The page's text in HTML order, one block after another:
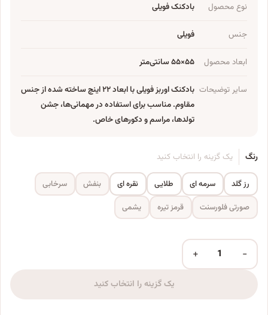
نوع محصول بادکنک فویلی
جنس فویلی
ابعاد محصول ۵۵×۵۵ سانتی‌متر
سایر توضیحات
بادکنک اوربز فویلی با ابعاد ۲۲ اینچ ساخته شده از جنس
مقاوم. مناسب برای استفاده در مهمانی‌ها، جشن
تولدها، مراسم و دکورهای خاص.
رنگ یک گزینه را انتخاب کنید
رز گلد سرمه ای طلایی نقره ای بنفش
سرخابی
صورتی فلورسنت
قرمز تیره یشمی
بادکنک فویلی مدل اوربز کد 01 عدد
−
+
یک گزینه را انتخاب کنید